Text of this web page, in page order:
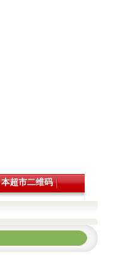
本超市二维码